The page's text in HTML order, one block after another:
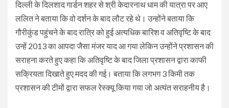
दिल्ली के दिलशाद गार्डन शहर से श्री केदारनाथ धाम की यात्रा पर आए
ललित ने बताया कि वो दर्शन के बाद लौट रहे थे। उन्होंने बताया कि
गौरीकुंड पहुंचने के बाद रात्रि को हुई अत्यधिक बारिश व अतिवृष्टि के बाद
उन्हें 2013 का आपदा जैसा मंजर याद आ गया लेकिन उन्होंने प्रशासन की
सराहना करते हुए कहा कि अतिवृष्टि के बाद जिला प्रशासन द्वारा काफी
सक्रियता दिखाते हुए मदद की गई। बताया कि लगभग 3 किमी तक
प्रशासन की टीमों द्वारा सफल रेस्क्यू किया गया जो अत्यंत सराहनीय है।